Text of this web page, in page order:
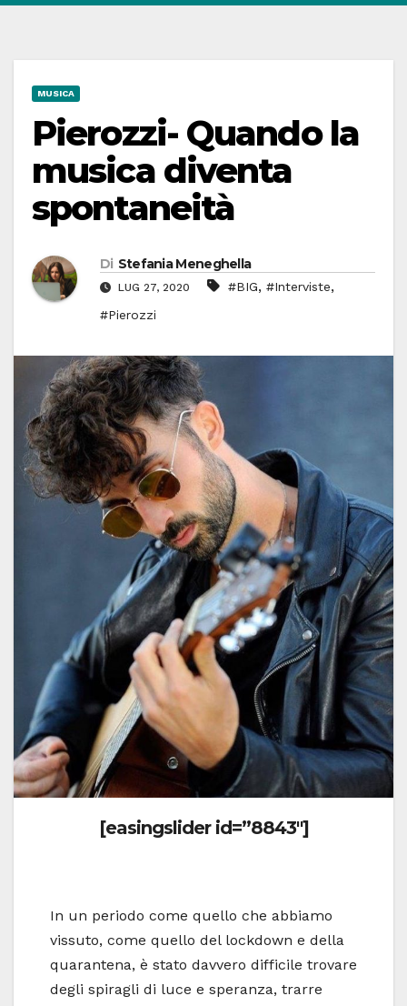
MUSICA
Pierozzi- Quando la
musica diventa
spontaneità
Di Stefania Meneghella
LUG 27, 2020 #BIG, #Interviste,
#Pierozzi
[easingslider id=”8843″]
In un periodo come quello che abbiamo
vissuto, come quello del lockdown e della
quarantena, è stato davvero difficile trovare
degli spiragli di luce e speranza, trarre